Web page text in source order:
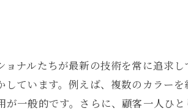
適なカラー選びのコツ
個性派ヘアカラーとは？
するカラーリングのポイント
ナルたちが最新の技術を常に追求
ています。例えば、複数のカラー
一般的です。さらに、顧客一人ひ